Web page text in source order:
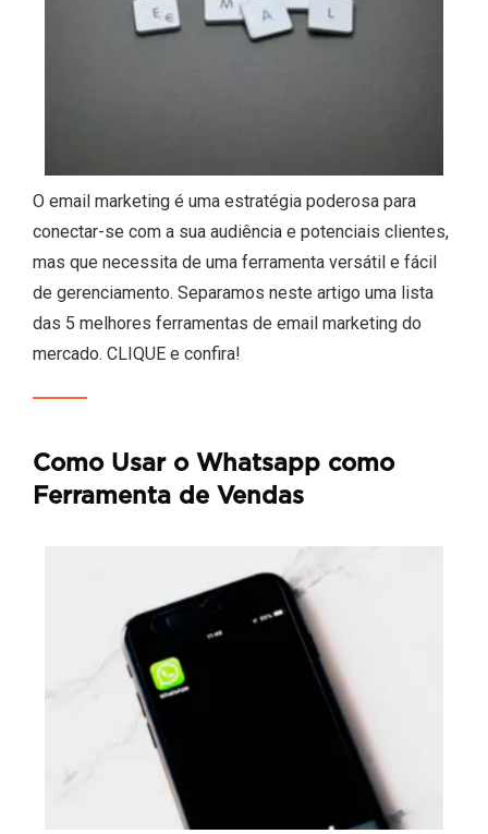
O email marketing é uma estratégia poderosa para
conectar-se com a sua audiência e potenciais clientes,
mas que necessita de uma ferramenta versátil e fácil
de gerenciamento. Separamos neste artigo uma lista
das 5 melhores ferramentas de email marketing do
mercado. CLIQUE e confira!
Como Usar o Whatsapp como
Ferramenta de Vendas